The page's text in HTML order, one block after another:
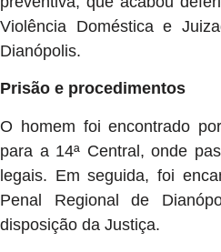
Violência Doméstica e
Dianópolis.
Prisão e procedimentos
O homem foi encontrado
para a 14ª Central, onde
legais. Em seguida, foi
Penal Regional de
disposição da Justiça.